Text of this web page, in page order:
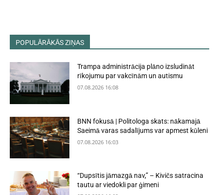
POPULĀRĀKĀS ZIŅAS
Trampa administrācija plāno izsludināt
rīkojumu par vakcīnām un autismu
07.08.2026 16:08
BNN fokusā | Politologa skats: nākamajā
Saeimā varas sadalījums var apmest kūleni
07.08.2026 16:03
“Dupsītis jāmazgā nav,” – Kivičs satracina
tautu ar viedokli par ģimeni